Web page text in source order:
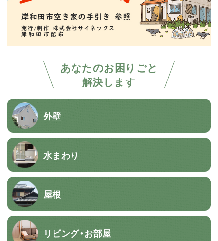
あなたのお困りごと
解決します
外壁
水まわり
屋根
リビング・お部屋